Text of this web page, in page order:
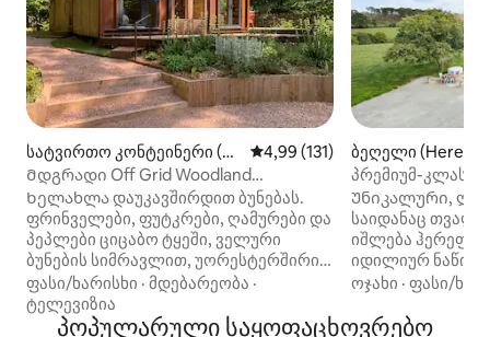
სატვირთო კონტეინერი (W
orcestershire)
საშუალო შეფასებაა 5‑დან
4,99 (131)
Მდგრადი Off Grid Woodland
საცხოვრებელი
Ხელახლა დაუკავშირდით ბუნებას.
ფრინველები, ფუტკრები, ღამურები და
პეპლები ციცაბო ტყეში, ველური
ბუნების სიმრავლით, უორესტერშირის
განსაცვიფრებელი ტემეს ხეობის
ზემოთ. Უნიკალური დაპროექტებული
ორსაძინებლიანი ხე-ტყით
ფასი/ხარისხი · მდებარეობა ·
ტელევიზია
ბეღელი
პრემიუმ-
ჰიდრომასაჟიანი
Უნიკალური,
საიდანაც
იშლება
იდილიურ
ჯგუფებისთვის/
ოჯახი ·ფასი/
პოპულარული საყოფაცხოვრებო